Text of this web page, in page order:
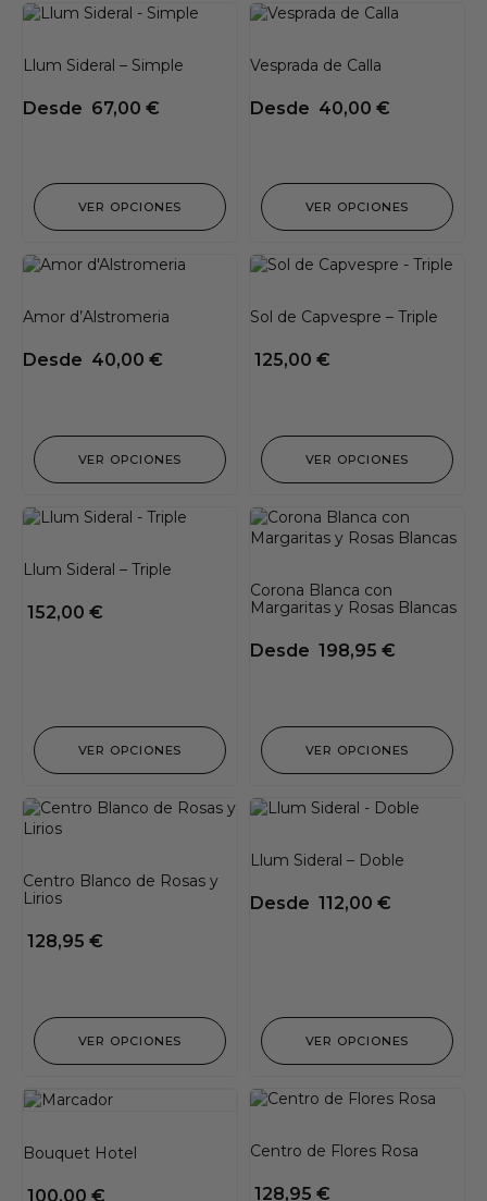
Llum Sideral – Simple
Desde 67,00 €
VER OPCIONES
Vesprada de Calla
Desde 40,00 €
VER OPCIONES
Amor d’Alstromeria
Desde 40,00 €
VER OPCIONES
Sol de Capvespre – Triple
125,00 €
VER OPCIONES
Llum Sideral – Triple
152,00 €
VER OPCIONES
Corona Blanca con
Margaritas y Rosas Blancas
Desde 198,95 €
VER OPCIONES
Centro Blanco de Rosas y
Lirios
128,95 €
VER OPCIONES
Llum Sideral – Doble
Desde 112,00 €
VER OPCIONES
Bouquet Hotel
100,00 €
Centro de Flores Rosa
128,95 €